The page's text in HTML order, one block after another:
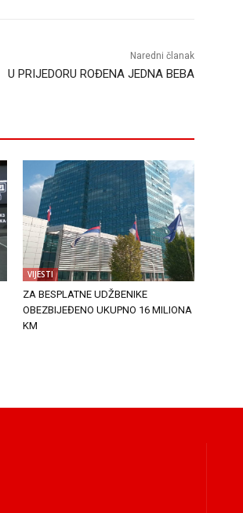
Naredni članak
U PRIJEDORU ROĐENA JEDNA BEBA
VIJESTI
ZA BESPLATNE UDŽBENIKE
OBEZBIJEĐENO UKUPNO 16 MILIONA
KM